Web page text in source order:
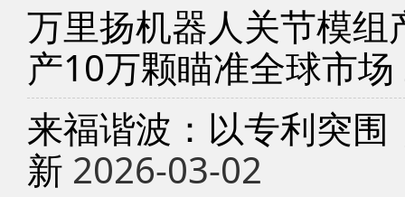
万里扬机器人关节模
产10万颗瞄准全球市场
来福谐波：以专利突
新 2026-03-02